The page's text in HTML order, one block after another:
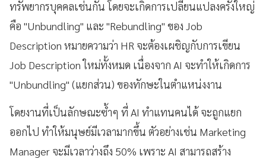
ทรัพยากรบุคคลเช่นกัน โดยจะเกิดการเปลี่ยนแปลงครั้งใหญ่
คือ "Unbundling" และ "Rebundling" ของ Job
Description หมายความว่า HR จะต้องเผชิญกับการเขียน
Job Description ใหม่ทั้งหมด เนื่องจาก AI จะทำให้เกิดการ
"Unbundling" (แยกส่วน) ของทักษะในตำแหน่งงาน
โดยงานที่เป็นลักษณะซ้ำๆ ที่ AI ทำแทนคนได้ จะถูกแยก
ออกไป ทำให้มนุษย์มีเวลามากขึ้น ตัวอย่างเช่น Marketing
Manager จะมีเวลาว่างถึง 50% เพราะ AI สามารถสร้าง